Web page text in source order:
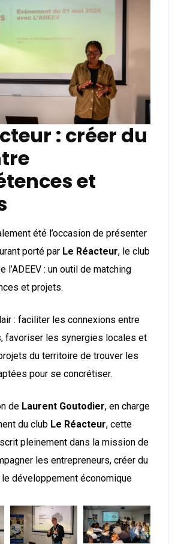
: créer du
et
été l’occasion de présenter
porté par Le Réacteur, le club
l’ADEEV : un outil de matching
et projets.
: faciliter les connexions entre
favoriser les synergies locales et
du territoire de trouver les
pour se concrétiser.
de Laurent Goutodier, en charge
du club Le Réacteur, cette
pleinement dans la mission de
les entrepreneurs, créer du
le développement économique